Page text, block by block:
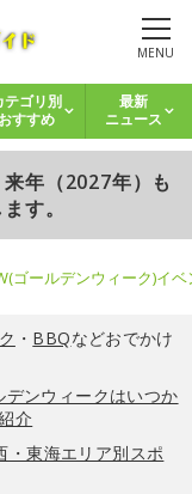
MENU
テゴリ別
おすすめ
最新
ニュース
年（2027年）も
す。
ゴールデンウィーク)イ
・ BBQなどおでかけ
デンウィークはいつか
介
・東海エリア別スポ